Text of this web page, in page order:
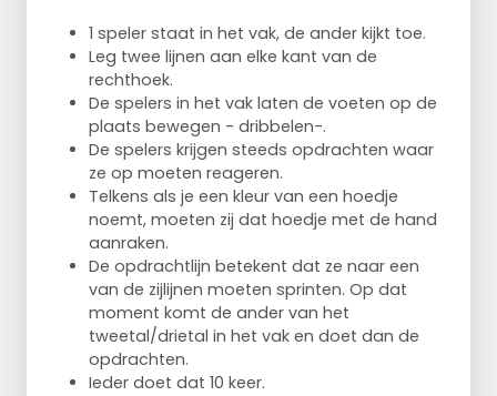
1 speler staat in het vak, de ander kijkt toe.
Leg twee lijnen aan elke kant van de
rechthoek.
De spelers in het vak laten de voeten op de
plaats bewegen - dribbelen-.
De spelers krijgen steeds opdrachten waar
ze op moeten reageren.
Telkens als je een kleur van een hoedje
noemt, moeten zij dat hoedje met de hand
aanraken.
De opdrachtlijn betekent dat ze naar een
van de zijlijnen moeten sprinten. Op dat
moment komt de ander van het
tweetal/drietal in het vak en doet dan de
opdrachten.
Ieder doet dat 10 keer.